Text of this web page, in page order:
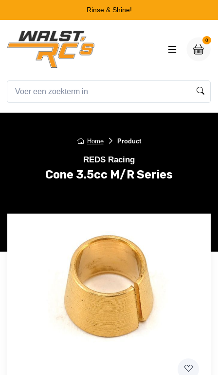
Rinse & Shine!
0
Home Product
REDS Racing
Cone 3.5cc M/R Series